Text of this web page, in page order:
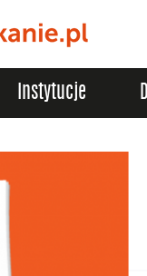
Instytucje